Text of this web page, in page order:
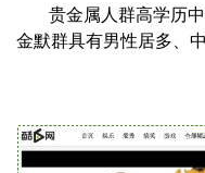
贵金属人群高学历
金默群具有男性居多、